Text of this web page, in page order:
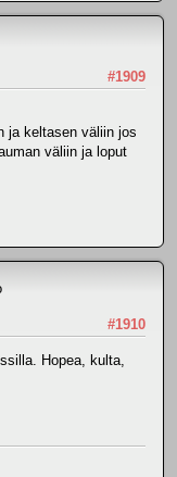
#1909
ja keltasen väliin jos
väliin ja loput
#1910
Hopea, kulta,